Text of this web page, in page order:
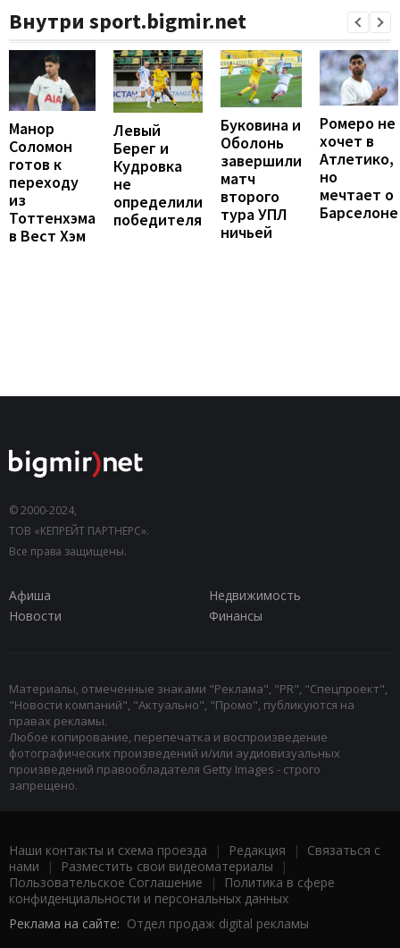
Внутри sport.bigmir.net
Манор
Соломон
готов к
переходу
из
Тоттенхэма
в Вест Хэм
Левый
Берег и
Кудровка
не
определили
победителя
Буковина и
Оболонь
завершили
матч
второго
тура УПЛ
ничьей
Ромеро не
хочет в
Атлетико,
но
мечтает о
Барселоне
© 2000-2024,
ТОВ «КЕПРЕЙТ ПАРТНЕРС».
Все права защищены.
Афиша
Недвижимость
Новости
Финансы
Материалы, отмеченные знаками "Реклама", "PR", "Спецпроект",
"Новости компаний", "Актуально", "Промо", публикуются на
правах рекламы.
Любое копирование, перепечатка и воспроизведение
фотографических произведений и/или аудиовизуальных
произведений правообладателя Getty Images - строго
запрещено.
Наши контакты и схема проезда | Редакция | Связаться с
нами | Разместить свои видеоматериалы |
Пользовательское Соглашение |
Политика в сфере
конфиденциальности и персональных данных
Реклама на сайте: Отдел продаж digital рекламы